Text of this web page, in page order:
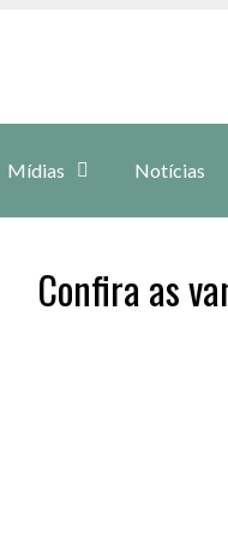
Mídias Notícias
Confira as